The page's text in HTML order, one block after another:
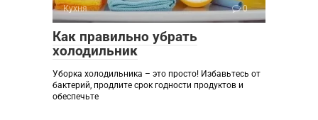
Кухня 0
Как правильно убрать
холодильник
Уборка холодильника – это просто! Избавьтесь от
бактерий, продлите срок годности продуктов и
обеспечьте